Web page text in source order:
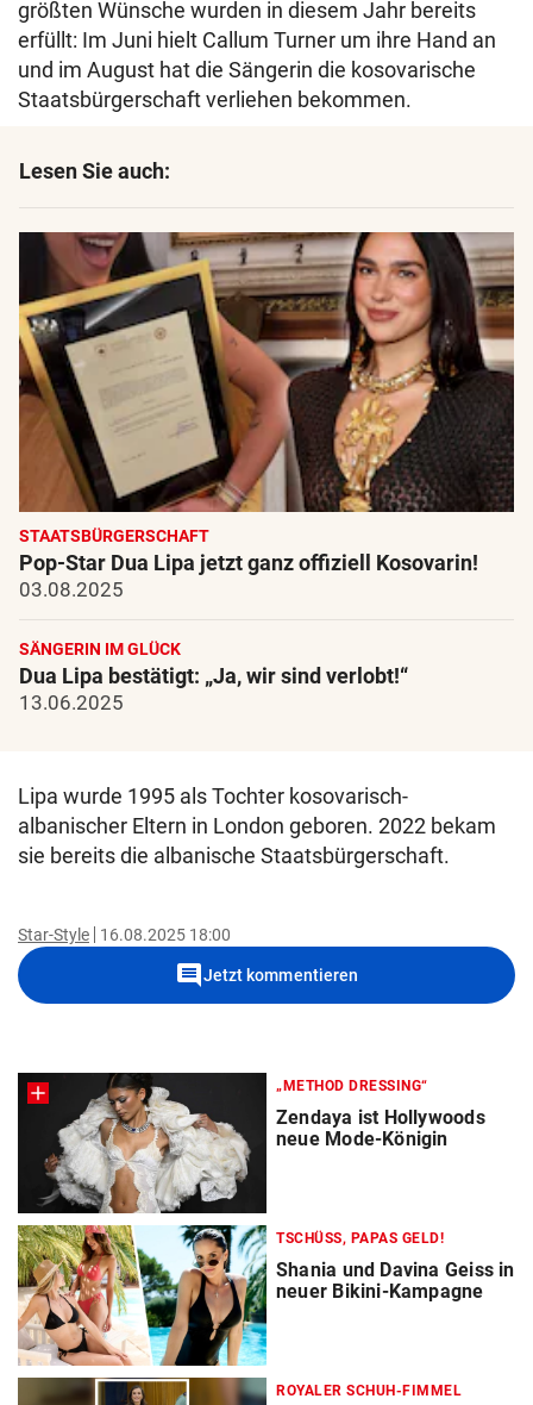
größten Wünsche wurden in diesem Jahr bereits
erfüllt: Im Juni hielt Callum Turner um ihre Hand an
und im August hat die Sängerin die kosovarische
Staatsbürgerschaft verliehen bekommen.
Lesen Sie auch:
STAATSBÜRGERSCHAFT
Pop-Star Dua Lipa jetzt ganz offiziell Kosovarin!
03.08.2025
SÄNGERIN IM GLÜCK
Dua Lipa bestätigt: „Ja, wir sind verlobt!“
13.06.2025
Lipa wurde 1995 als Tochter kosovarisch-
albanischer Eltern in London geboren. 2022 bekam
sie bereits die albanische Staatsbürgerschaft.
Star-Style 16.08.2025 18:00
commentJetzt kommentieren
„METHOD DRESSING“
Zendaya ist Hollywoods
neue Mode-Königin
TSCHÜSS, PAPAS GELD!
Shania und Davina Geiss in
neuer Bikini-Kampagne
ROYALER SCHUH-FIMMEL